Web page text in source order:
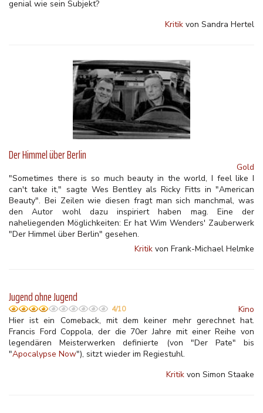
genial wie sein Subjekt?
Kritik von Sandra Hertel
Der Himmel über Berlin
Gold
"Sometimes there is so much beauty in the world, I feel like I
can't take it," sagte Wes Bentley als Ricky Fitts in "American
Beauty". Bei Zeilen wie diesen fragt man sich manchmal, was
den Autor wohl dazu inspiriert haben mag. Eine der
naheliegenden Möglichkeiten: Er hat Wim Wenders' Zauberwerk
"Der Himmel über Berlin" gesehen.
Kritik von Frank-Michael Helmke
Jugend ohne Jugend
4/10
Kino
Hier ist ein Comeback, mit dem keiner mehr gerechnet hat.
Francis Ford Coppola, der die 70er Jahre mit einer Reihe von
legendären Meisterwerken definierte (von "Der Pate" bis
"Apocalypse Now"), sitzt wieder im Regiestuhl.
Kritik von Simon Staake